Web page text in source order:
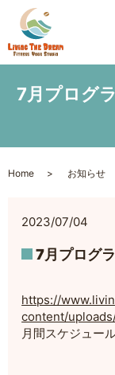
7月プログ
Home お知らせ
2023/07/04
7月プログ
https://
content/
月間スケジュー